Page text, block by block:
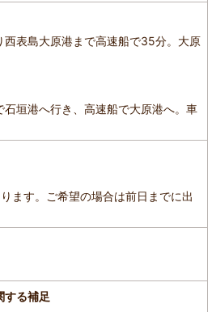
西表島大原港まで高速船で35分。大原
垣港へ行き、高速船で大原港へ。車
ます。ご希望の場合は前日までに出
する補足